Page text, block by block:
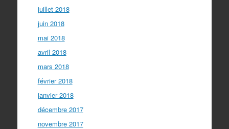
juillet 2018
juin 2018
mai 2018
avril 2018
mars 2018
février 2018
janvier 2018
décembre 2017
novembre 2017